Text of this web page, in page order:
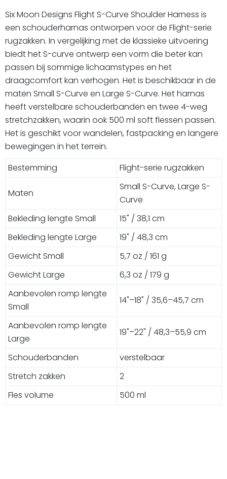
Six Moon Designs Flight S-Curve Shoulder Harness is
een schouderharnas ontworpen voor de Flight-serie
rugzakken. In vergelijking met de klassieke uitvoering
biedt het S-curve ontwerp een vorm die beter kan
passen bij sommige lichaamstypes en het
draagcomfort kan verhogen. Het is beschikbaar in de
maten Small S-Curve en Large S-Curve. Het harnas
heeft verstelbare schouderbanden en twee 4-weg
stretchzakken, waarin ook 500 ml soft flessen passen.
Het is geschikt voor wandelen, fastpacking en langere
bewegingen in het terrein.
Bestemming
Flight-serie rugzakken
Maten
Small S-Curve, Large S-
Curve
Bekleding lengte Small
15" / 38,1 cm
Bekleding lengte Large
19" / 48,3 cm
Gewicht Small
5,7 oz / 161 g
Gewicht Large
6,3 oz / 179 g
Aanbevolen romp lengte
Small
14"–18" / 35,6–45,7 cm
Aanbevolen romp lengte
Large
19"–22" / 48,3–55,9 cm
Schouderbanden
verstelbaar
Stretch zakken
2
Fles volume
500 ml